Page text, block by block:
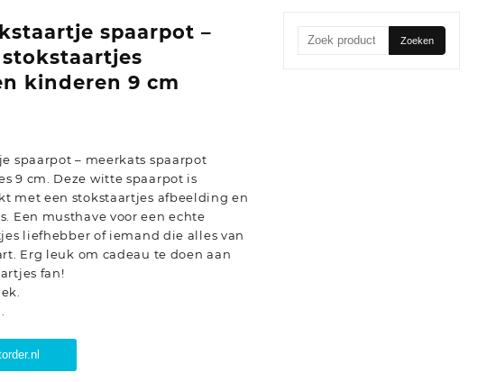
spaarpot –
kinderen 9 cm
spaarpot – meerkats spaarpot
9 cm. Deze witte spaarpot is
met een stokstaartjes afbeelding en
Een musthave voor een echte
liefhebber of iemand die alles van
Erg leuk om cadeau te doen aan
fan!
Zoeken
Zoeken